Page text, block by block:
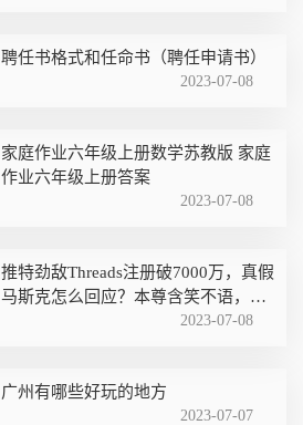
聘任书格式和任命书（聘任申请书）
2023-07-08
家庭作业六年级上册数学苏教版 家庭
作业六年级上册答案
2023-07-08
推特劲敌Threads注册破7000万，真假
马斯克怎么回应？本尊含笑不语，冒
2023-07-08
广州有哪些好玩的地方
2023-07-07